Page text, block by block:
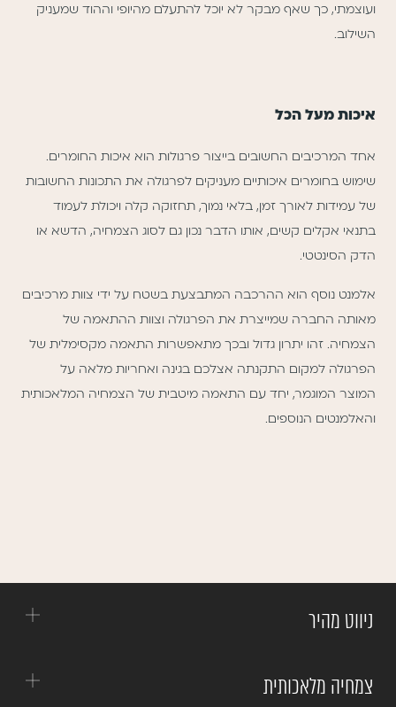
ועוצמתי, כך שאף מבקר לא יוכל להתעלם מהיופי וההוד שמעניק
השילוב.
איכות מעל הכל
אחד המרכיבים החשובים בייצור פרגולות הוא איכות החומרים.
שימוש בחומרים איכותיים מעניקים לפרגולה את התכונות החשובות
של עמידות לאורך זמן, בלאי נמוך, תחזוקה קלה ויכולת לעמוד
בתנאי אקלים קשים, אותו הדבר נכון גם לסוג הצמחיה, הדשא או
הדק הסינטטי.
אלמנט נוסף הוא ההרכבה המתבצעת בשטח על ידי צוות מרכיבים
מאותה החברה שמייצרת את הפרגולה וצוות ההתאמה של
הצמחיה. זהו יתרון גדול ובכך מתאפשרות התאמה מקסימלית של
הפרגולה למקום התקנתה אצלכם בגינה ואחריות מלאה על
המוצר המוגמר, יחד עם התאמה מיטבית של הצמחיה המלאכותית
והאלמנטים הנוספים.
ניווט מהיר
צמחיה מלאכותית